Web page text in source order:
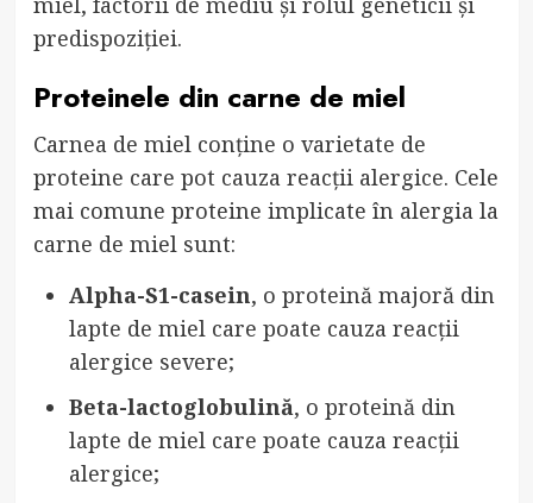
predispoziției.
Proteinele din carne de miel
Carnea de miel conține o varietate de
proteine care pot cauza reacții alergice. Cele
mai comune proteine implicate în alergia la
carne de miel sunt:
Alpha-S1-casein, o proteină majoră din
lapte de miel care poate cauza reacții
alergice severe;
Beta-lactoglobulină, o proteină din
lapte de miel care poate cauza reacții
alergice;